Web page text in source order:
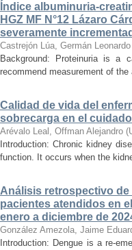
Índice albuminuria-
HGZ MF N°12 Lázaro
severamente
Castrejón Lúa, Germán Leonardo
Background: Proteinuria is a
recommend measurement of
Calidad de vida del
sobrecarga en el
Arévalo Leal, Offman Alejandro (
Introduction: Chronic kidney
function. It occurs when the
Análisis retrospectivo
pacientes atendidos en
enero a diciembre de
González Amezola, Jaime
Introduction: Dengue is a re-